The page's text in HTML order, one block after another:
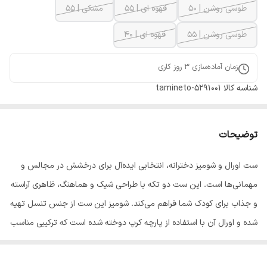
طوسی روشن | ۵۰ قهوه ای | ۵۵ مشکی | ۵۵
طوسی روشن | ۵۵ قهوه ای | ۴۰
زمان آماده‌سازی 3 روز کاری
شناسه کالا tamineto-5291001
توضیحات
ست اورال و شومیز دخترانه، انتخابی ایده‌آل برای درخشش در مجالس و
مهمانی‌ها است. این ست دو تکه با طراحی شیک و هماهنگ، ظاهری آراسته
و جذاب برای کودک شما فراهم می‌کند. شومیز این ست از جنس تنسل تهیه
شده و اورال آن با استفاده از پارچه کرپ دوخته شده است که ترکیبی مناسب